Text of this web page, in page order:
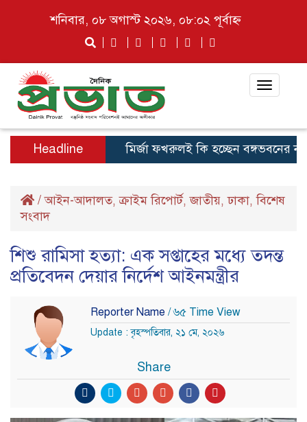
শনিবার, ০৮ অগাস্ট ২০২৬, ০৮:০২ পূর্বাহ্ন
Toggle
Headline মির্জা ফখরুলই কি হচ্ছেন বঙ্গভবনের নতুন
/আইন-আদালত,ক্রাইম রিপোর্ট,জাতীয়,ঢাকা,বিশেষ
সংবাদ
শিশু রামিসা হত্যা: এক সপ্তাহের মধ্যে তদন্ত
প্রতিবেদন দেয়ার নির্দেশ আইনমন্ত্রীর
Reporter Name / ৬৫ Time View
Update : বৃহস্পতিবার, ২১ মে, ২০২৬
Share